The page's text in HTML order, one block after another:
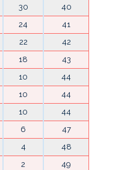
30
40
24
41
22
42
18
43
10
44
10
44
10
44
6
47
4
48
2
49